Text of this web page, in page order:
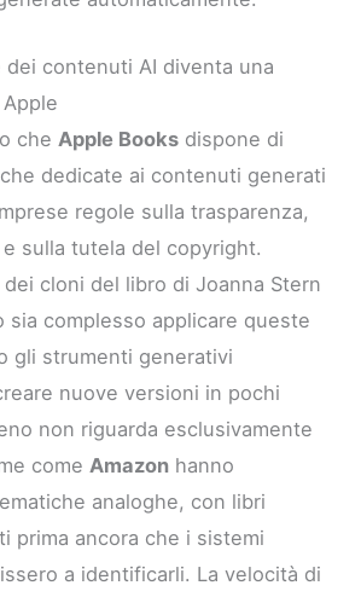
dei contenuti AI diventa una
cheApple Books dispone di
dedicate ai contenuti generati
regole sulla trasparenza,
sulla tutela del copyright.
cloni del libro di Joanna Stern
sia complesso applicare queste
gli strumenti generativi
nuove versioni in pochi
non riguarda esclusivamente
comeAmazon hanno
analoghe, con libri
prima ancora che i sistemi
a identificarli. La velocità di